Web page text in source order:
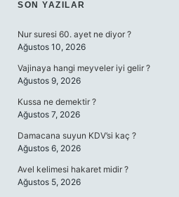
SIDEBAR
SON YAZILAR
Nur suresi 60. ayet ne diyor ?
Ağustos 10, 2026
Vajinaya hangi meyveler iyi gelir ?
Ağustos 9, 2026
Kussa ne demektir ?
Ağustos 7, 2026
Damacana suyun KDV’si kaç ?
Ağustos 6, 2026
Avel kelimesi hakaret midir ?
Ağustos 5, 2026